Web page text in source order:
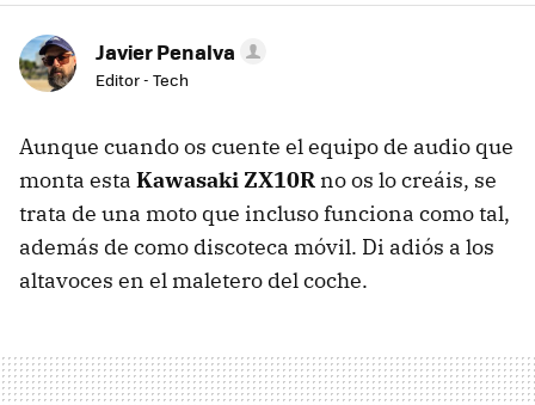
Javier Penalva
Editor - Tech
Aunque cuando os cuente el equipo de audio que
monta esta Kawasaki ZX10R no os lo creáis, se
trata de una moto que incluso funciona como tal,
además de como discoteca móvil. Di adiós a los
altavoces en el maletero del coche.